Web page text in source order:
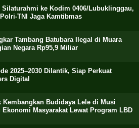
Silaturahmi ke Kodim 0406/Lubuklinggau,
TNI Jaga Kamtibmas
Tambang Batubara Ilegal di Muara
Negara Rp95,9 Miliar
2025–2030 Dilantik, Siap Perkuat
Digital
Kembangkan Budidaya Lele di Musi
Ekonomi Masyarakat Lewat Program LBD